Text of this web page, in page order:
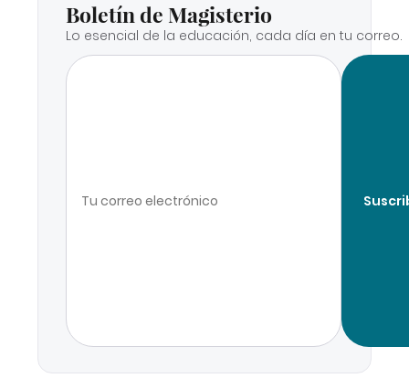
Boletín de Magisterio
Lo esencial de la educación, cada día en tu correo.